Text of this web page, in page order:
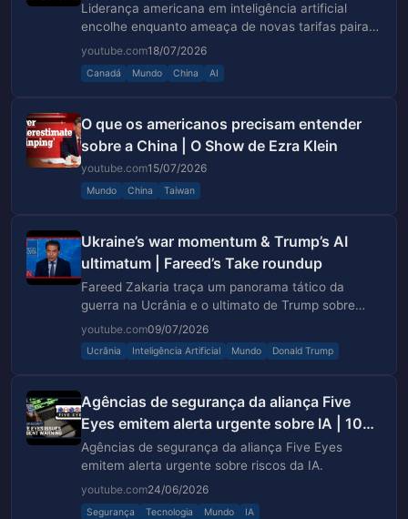
Liderança americana em inteligência artificial
encolhe enquanto ameaça de novas tarifas paira
sobre o Canadá
youtube.com18/07/2026
Canadá Mundo China AI
O que os americanos precisam entender
sobre a China | O Show de Ezra Klein
youtube.com15/07/2026
Mundo China Taiwan
Ukraine’s war momentum & Trump’s AI
ultimatum | Fareed’s Take roundup
Fareed Zakaria traça um panorama tático da
guerra na Ucrânia e o ultimato de Trump sobre
inteligência artificial.
youtube.com09/07/2026
Ucrânia Inteligência Artificial Mundo Donald Trump
Agências de segurança da aliança Five
Eyes emitem alerta urgente sobre IA | 10
News
Agências de segurança da aliança Five Eyes
emitem alerta urgente sobre riscos da IA.
youtube.com24/06/2026
Segurança Tecnologia Mundo IA